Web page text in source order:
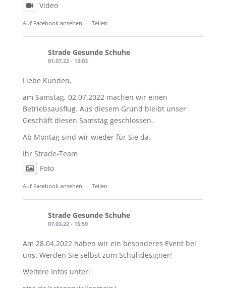
Video
Auf Facebook ansehen · Teilen
Strade Gesunde Schuhe
01.07.22 - 13:03
Liebe Kunden,
am Samstag, 02.07.2022 machen wir einen
Betriebsausflug. Aus diesem Grund bleibt unser
Geschäft diesen Samstag geschlossen.
Ab Montag sind wir wieder für Sie da.
Ihr Strade-Team
Foto
Auf Facebook ansehen · Teilen
Strade Gesunde Schuhe
07.03.22 - 15:59
Am 28.04.2022 haben wir ein besonderes Event bei
uns: Werden Sie selbst zum Schuhdesigner!
Weitere Infos unter: